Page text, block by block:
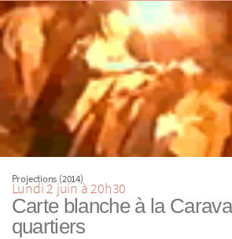
Projections (2014)
Lundi 2 juin à 20h30
Carte blanche à la
quartiers